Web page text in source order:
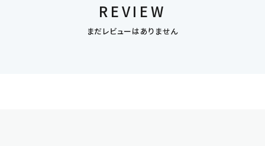
REVIEW
まだレビューはありません